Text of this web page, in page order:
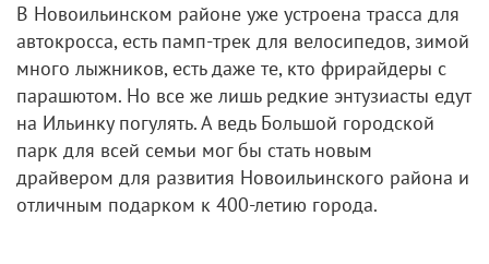
В Новоильинском районе уже устроена трасса для
автокросса, есть памп-трек для велосипедов, зимой
много лыжников, есть даже те, кто фрирайдеры с
парашютом. Но все же лишь редкие энтузиасты едут
на Ильинку погулять. А ведь Большой городской
парк для всей семьи мог бы стать новым
драйвером для развития Новоильинского района и
отличным подарком к 400-летию города.